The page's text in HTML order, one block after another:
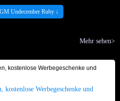
Gegenstände und mehr zu
Stufenobergrenze von Charakteren
der Charaktere zu erfüllen.
im Dezember?
Auswahl an Multiplayer-Inhalten,
Undecember Ruby ↓
Mehr sehen>
Werbegeschenke und